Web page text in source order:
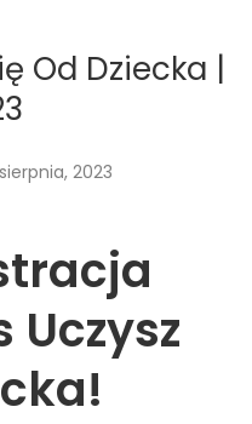
Od Dziecka |
2023
Uczysz